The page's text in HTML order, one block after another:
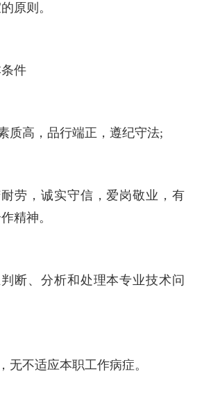
原则。
件
质高，品行端正，遵纪守法;
劳，诚实守信，爱岗敬业，有
精神。
断、分析和处理本专业技术问
无不适应本职工作病症。